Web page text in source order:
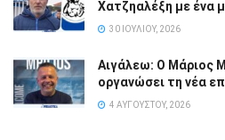
Χατζηαλέξη με ένα
30 ΙΟΥΛΊΟΥ, 2026
Αιγάλεω: Ο Μάριος
οργανώσει τη νέα
4 ΑΥΓΟΎΣΤΟΥ, 2026